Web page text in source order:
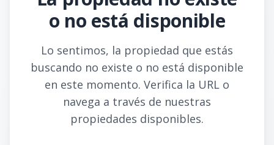
o no está disponible
Lo sentimos, la propiedad que estás
buscando no existe o no está disponible
en este momento. Verifica la URL o
navega a través de nuestras
propiedades disponibles.